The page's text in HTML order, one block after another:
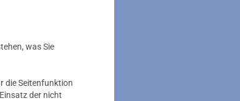
was Sie
die Seitenfunktion
der nicht
im
mehrere
Flächen für